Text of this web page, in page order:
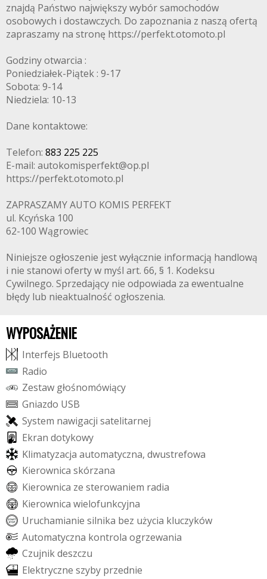
znajdą Państwo największy wybór samochodów
osobowych i dostawczych. Do zapoznania z naszą ofertą
zapraszamy na stronę https://perfekt.otomoto.pl
Godziny otwarcia :
Poniedziałek-Piątek : 9-17
Sobota: 9-14
Niedziela: 10-13
Dane kontaktowe:
Telefon: 883 225 225
E-mail: autokomisperfekt@op.pl
https://perfekt.otomoto.pl
ZAPRASZAMY AUTO KOMIS PERFEKT
ul. Kcyńska 100
62-100 Wągrowiec
Niniejsze ogłoszenie jest wyłącznie informacją handlową
i nie stanowi oferty w myśl art. 66, § 1. Kodeksu
Cywilnego. Sprzedający nie odpowiada za ewentualne
błędy lub nieaktualność ogłoszenia.
WYPOSAŻENIE
Interfejs Bluetooth
Radio
Zestaw głośnomówiący
Gniazdo USB
System nawigacji satelitarnej
Ekran dotykowy
Klimatyzacja automatyczna, dwustrefowa
Kierownica skórzana
Kierownica ze sterowaniem radia
Kierownica wielofunkcyjna
Uruchamianie silnika bez użycia kluczyków
Automatyczna kontrola ogrzewania
Czujnikdeszczu
Elektryczne szyby przednie